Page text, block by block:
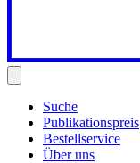
Suche
Publikationspreis
Bestellservice
Über uns